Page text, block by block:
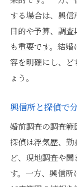
する場合は、興
目的や予算、調
も重要です。結
容を明確にし、
ょう。
興信所と探偵で
婚前調査の調査範
探偵は浮気歴、
ど、現地調査や
す。一方、興信